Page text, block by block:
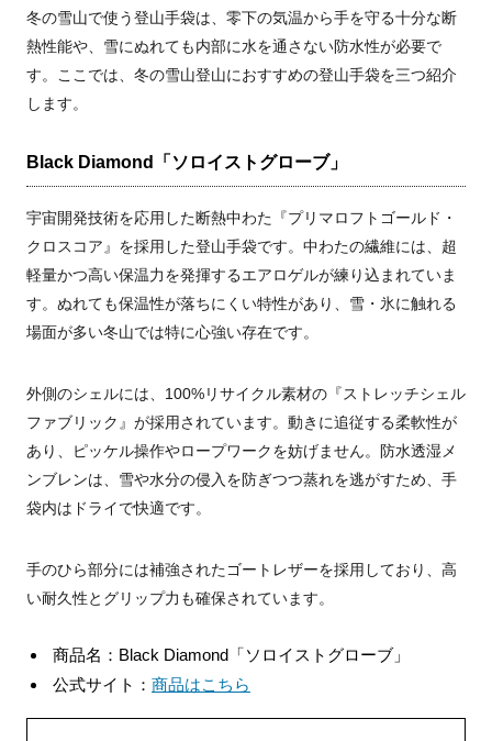
冬の雪山で使う登山手袋は、零下の気温から手を守る十分な断
熱性能や、雪にぬれても内部に水を通さない防水性が必要で
す。ここでは、冬の雪山登山におすすめの登山手袋を三つ紹介
します。
Black Diamond「ソロイストグローブ」
宇宙開発技術を応用した断熱中わた『プリマロフトゴールド・
クロスコア』を採用した登山手袋です。中わたの繊維には、超
軽量かつ高い保温力を発揮するエアロゲルが練り込まれていま
す。ぬれても保温性が落ちにくい特性があり、雪・氷に触れる
場面が多い冬山では特に心強い存在です。
外側のシェルには、100%リサイクル素材の『ストレッチシェル
ファブリック』が採用されています。動きに追従する柔軟性が
あり、ピッケル操作やロープワークを妨げません。防水透湿メ
ンブレンは、雪や水分の侵入を防ぎつつ蒸れを逃がすため、手
袋内はドライで快適です。
手のひら部分には補強されたゴートレザーを採用しており、高
い耐久性とグリップ力も確保されています。
商品名：Black Diamond「ソロイストグローブ」
公式サイト： 商品はこちら